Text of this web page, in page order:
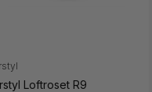
Loftroset R9